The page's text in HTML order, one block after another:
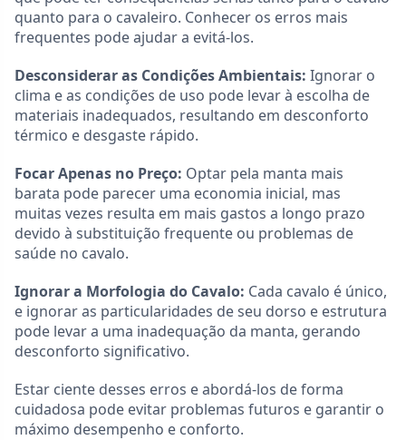
quanto para o cavaleiro. Conhecer os erros mais
frequentes pode ajudar a evitá-los.
Desconsiderar as Condições Ambientais: Ignorar o
clima e as condições de uso pode levar à escolha de
materiais inadequados, resultando em desconforto
térmico e desgaste rápido.
Focar Apenas no Preço: Optar pela manta mais
barata pode parecer uma economia inicial, mas
muitas vezes resulta em mais gastos a longo prazo
devido à substituição frequente ou problemas de
saúde no cavalo.
Ignorar a Morfologia do Cavalo: Cada cavalo é único,
e ignorar as particularidades de seu dorso e estrutura
pode levar a uma inadequação da manta, gerando
desconforto significativo.
Estar ciente desses erros e abordá-los de forma
cuidadosa pode evitar problemas futuros e garantir o
máximo desempenho e conforto.